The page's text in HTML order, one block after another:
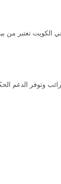
الكويت تعتبر من
وتوفر